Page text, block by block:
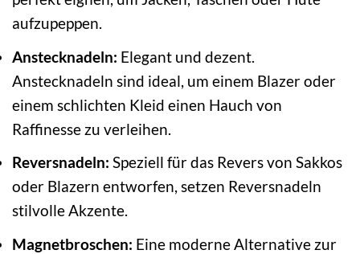
aufzupeppen.
Anstecknadeln: Elegant und dezent.
Anstecknadeln sind ideal, um einem Blazer oder
einem schlichten Kleid einen Hauch von
Raffinesse zu verleihen.
Reversnadeln: Speziell für das Revers von Sakkos
oder Blazern entworfen, setzen Reversnadeln
stilvolle Akzente.
Magnetbroschen: Eine moderne Alternative zur